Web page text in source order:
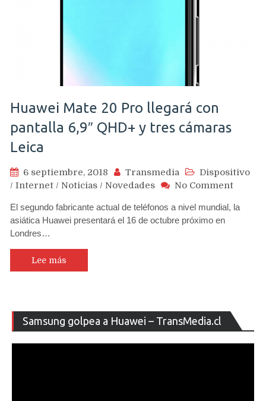
teléfonos
(hasta
Huawei Mate 20 Pro llegará con
pantalla 6,9″ QHD+ y tres cámaras
Leica
6 septiembre, 2018 Transmedia
Dispositivo
/ Internet / Noticias / Novedades No Commenton
Mate
tres
Leica
El segundo fabricante actual de teléfonos a nivel mundial, la
asiática Huawei presentará el 16 de octubre próximo en
Londres…
Lee más
Samsung golpea a Huawei – TransMedia.cl
de